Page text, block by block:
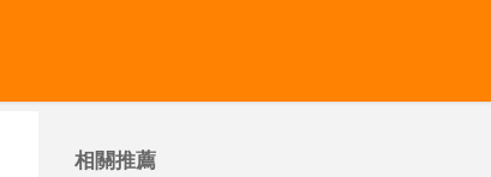
相關推薦